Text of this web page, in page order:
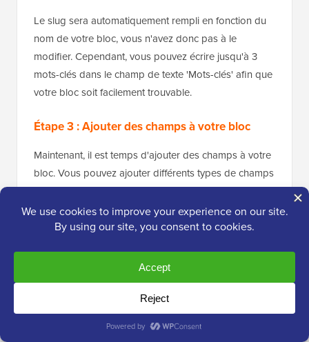
Le slug sera automatiquement rempli en fonction du
nom de votre bloc, vous n'avez donc pas à le
modifier. Cependant, vous pouvez écrire jusqu'à 3
mots-clés dans le champ de texte 'Mots-clés' afin que
votre bloc soit facilement trouvable.
Étape 3 : Ajouter des champs à votre bloc
Maintenant, il est temps d'ajouter des champs à votre
bloc. Vous pouvez ajouter différents types de champs
tels que du texte, des nombres, desadresses e-mail,
des URL, des couleurs, des images, des cases à
cocher, des boutons radio, et plus encore.
Nous allons ajouter trois champs à notre bloc
personnalisé Témoignages : un champ image pour la
photo du critique, un champ texte pour le nom du
critique et un champ zone de texte pour le texte du